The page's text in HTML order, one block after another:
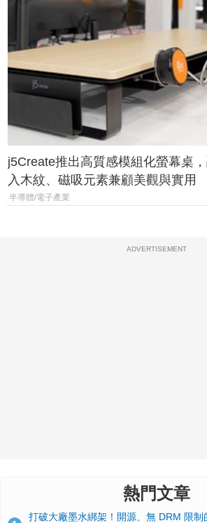
j5Create推出高質感模組化螢幕桌
入木紋、磁吸元素兼顧美觀與實用
半導體/電子產業
ADVERTISEMENT
熱門文章
打破大廠墨水綁架！開源、無 DRM 限